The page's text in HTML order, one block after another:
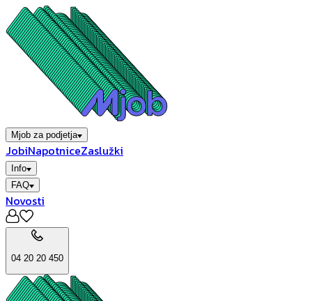
Mjob za podjetja
JobiNapotniceZaslužki
Info
FAQ
Novosti
04 20 20 450